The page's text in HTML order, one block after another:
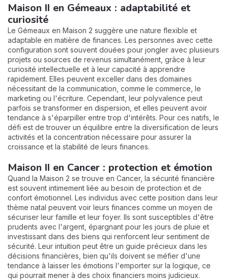
Maison II en Gémeaux : adaptabilité et
curiosité
Le Gémeaux en Maison 2 suggère une nature flexible et
adaptable en matière de finances. Les personnes avec cette
configuration sont souvent douées pour jongler avec plusieurs
projets ou sources de revenus simultanément, grâce à leur
curiosité intellectuelle et à leur capacité à apprendre
rapidement. Elles peuvent exceller dans des domaines
nécessitant de la communication, comme le commerce, le
marketing ou l'écriture. Cependant, leur polyvalence peut
parfois se transformer en dispersion, et elles peuvent avoir
tendance à s'éparpiller entre trop d'intérêts. Pour ces natifs, le
défi est de trouver un équilibre entre la diversification de leurs
activités et la concentration nécessaire pour assurer la
croissance et la stabilité de leurs finances.
Maison II en Cancer : protection et émotion
Quand la Maison 2 se trouve en Cancer, la sécurité financière
est souvent intimement liée au besoin de protection et de
confort émotionnel. Les individus avec cette position dans leur
thème natal peuvent voir leurs finances comme un moyen de
sécuriser leur famille et leur foyer. Ils sont susceptibles d'être
prudents avec l'argent, épargnant pour les jours de pluie et
investissant dans des biens qui renforcent leur sentiment de
sécurité. Leur intuition peut être un guide précieux dans les
décisions financières, bien qu'ils doivent se méfier d'une
tendance à laisser les émotions l'emporter sur la logique, ce
qui pourrait mener à des choix financiers moins judicieux.